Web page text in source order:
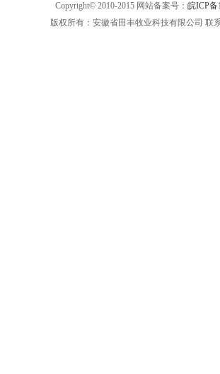
Copyright© 2010-2015 网站备案号： 皖ICP备
版权所有：安徽省田丰牧业科技有限公司 联